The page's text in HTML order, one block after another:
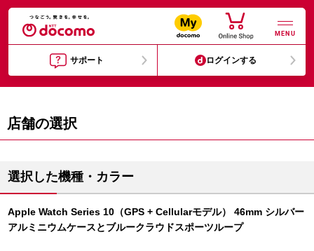
MENU
サポート ログインする
店舗の選択
選択した機種・カラー
Apple Watch Series 10（GPS + Cellularモデル） 46mm シルバー
アルミニウムケースとブルークラウドスポーツループ